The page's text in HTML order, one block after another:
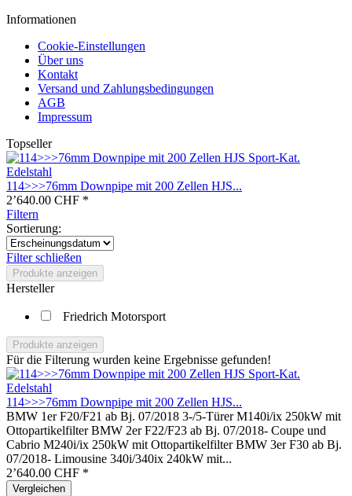
Informationen
Cookie-Einstellungen
Über uns
Kontakt
Versand und Zahlungsbedingungen
AGB
Impressum
Topseller
114>>>76mm Downpipe mit 200 Zellen HJS...
2’640.00 CHF *
Filtern
Sortierung:
Filter schließen
Produkte anzeigen
Hersteller
Friedrich Motorsport
Produkte anzeigen
Für die Filterung wurden keine Ergebnisse gefunden!
114>>>76mm Downpipe mit 200 Zellen HJS...
BMW 1er F20/F21 ab Bj. 07/2018 3-/5-Türer M140i/ix 250kW mit
Ottopartikelfilter BMW 2er F22/F23 ab Bj. 07/2018- Coupe und
Cabrio M240i/ix 250kW mit Ottopartikelfilter BMW 3er F30 ab Bj.
07/2018- Limousine 340i/340ix 240kW mit...
2’640.00 CHF *
Vergleichen